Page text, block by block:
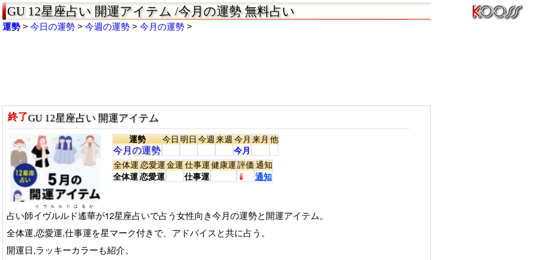
GU 12星座占い 開運アイテム /今月の運勢 無料占い
運勢 今日の運勢 今週の運勢 今月の運勢
終了GU 12星座占い 開運アイテム
運勢
今月の運勢
今日明日今週来週今月
今月
来月他
全体運
全体運
恋愛運
恋愛運
金運仕事運
仕事運
健康運評価通知
通知
占い師イヴルルド遙華
イヴルルドはるか
が12星座占いで占う女性向き今月の運勢と開運アイテム。
全体運,恋愛運,仕事運を星マーク付きで、アドバイスと共に占う。
開運日,ラッキーカラーも紹介。